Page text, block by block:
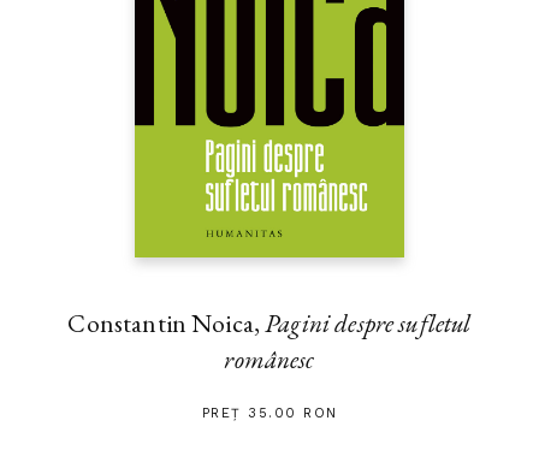
Constantin Noica,Pagini despre sufletul
românesc
PREȚ 35.00 RON